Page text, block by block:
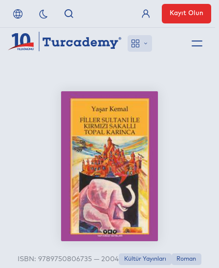
Referanslarımız
Anlaşmalı Yayınevleri
Üye Girişi
Kayıt Olun
ISBN: 9789750806735 — 2004 Kültür Yayınları Roman